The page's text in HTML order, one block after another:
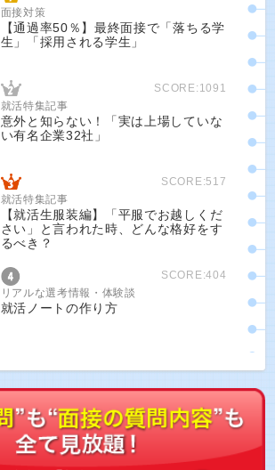
面接対策
【通過率50％】最終面接で「落ちる学
生」「採用される学生」
SCORE:1091
就活特集記事
意外と知らない！「実は上場していな
い有名企業32社」
SCORE:517
就活特集記事
【就活生服装編】「平服でお越しくだ
さい」と言われた時、どんな格好をす
るべき？
SCORE:404
リアルな選考情報・体験談
就活ノートの作り方